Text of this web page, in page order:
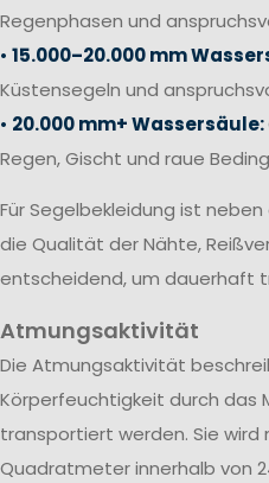
Regenphasen und
• 15.000–20.000 mm
Küstensegeln und
• 20.000 mm+ Wassersäule:
Regen, Gischt und raue
Für Segelbekleidung ist
die Qualität der Nähte,
entscheidend, um dauerhaft
Atmungsaktivität
Die Atmungsaktivität
Körperfeuchtigkeit durch das
transportiert werden. Sie wird
Quadratmeter innerhalb von